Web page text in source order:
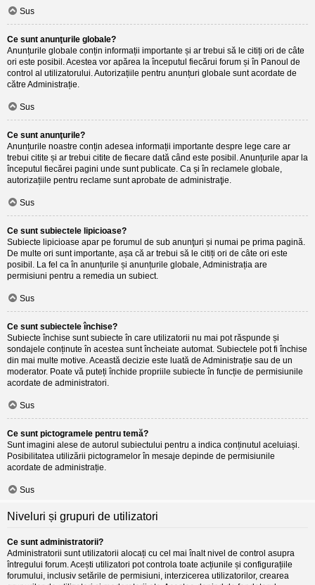
Sus
Ce sunt anunţurile globale?
Anunțurile globale conțin informații importante și ar trebui să le citiți ori de câte
ori este posibil. Acestea vor apărea la începutul fiecărui forum și în Panoul de
control al utilizatorului. Autorizațiile pentru anunțuri globale sunt acordate de
către Administrație.
Sus
Ce sunt anunţurile?
Anunțurile noastre conțin adesea informații importante despre lege care ar
trebui citite și ar trebui citite de fiecare dată când este posibil. Anunțurile apar la
începutul fiecărei pagini unde sunt publicate. Ca și în reclamele globale,
autorizațiile pentru reclame sunt aprobate de administraţie.
Sus
Ce sunt subiectele lipicioase?
Subiecte lipicioase apar pe forumul de sub anunţuri și numai pe prima pagină.
De multe ori sunt importante, așa că ar trebui să le citiți ori de câte ori este
posibil. La fel ca în anunțurile și anunțurile globale, Administrația are
permisiuni pentru a remedia un subiect.
Sus
Ce sunt subiectele închise?
Subiecte închise sunt subiecte în care utilizatorii nu mai pot răspunde și
sondajele conținute în acestea sunt încheiate automat. Subiectele pot fi închise
din mai multe motive. Această decizie este luată de Administrație sau de un
moderator. Poate vă puteți închide propriile subiecte în funcție de permisiunile
acordate de administratori.
Sus
Ce sunt pictogramele pentru temă?
Sunt imagini alese de autorul subiectului pentru a indica conținutul aceluiași.
Posibilitatea utilizării pictogramelor în mesaje depinde de permisiunile
acordate de administrație.
Sus
Niveluri și grupuri de utilizatori
Ce sunt administratorii?
Administratorii sunt utilizatorii alocați cu cel mai înalt nivel de control asupra
întregului forum. Acești utilizatori pot controla toate acțiunile și configurațiile
forumului, inclusiv setările de permisiuni, interzicerea utilizatorilor, crearea